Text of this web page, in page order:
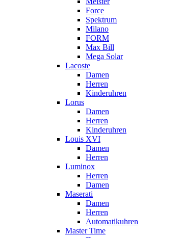
Force
Spektrum
Milano
FORM
Max Bill
Mega Solar
Lacoste
Damen
Herren
Kinderuhren
Lorus
Damen
Herren
Kinderuhren
Louis XVI
Damen
Herren
Luminox
Herren
Damen
Maserati
Damen
Herren
Automatikuhren
Master Time